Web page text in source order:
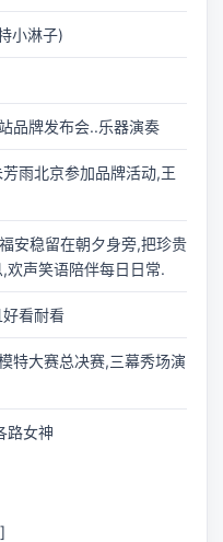
小淋子)
品牌发布会..乐器演奏
雨北京参加品牌活动,王
安稳留在朝夕身旁,把珍贵
欢声笑语陪伴每日日常.
看耐看
特大赛总决赛,三幕秀场演
路女神